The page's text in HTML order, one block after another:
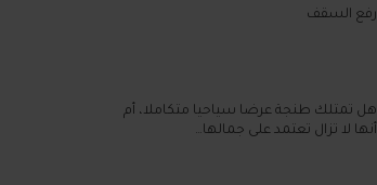
رفع السقف
هل تمتلك طنجة عرضا سياحيا متكاملا، أم
أنها لا تزال تعتمد على جمالها…